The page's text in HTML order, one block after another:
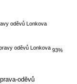
93%
oděvů